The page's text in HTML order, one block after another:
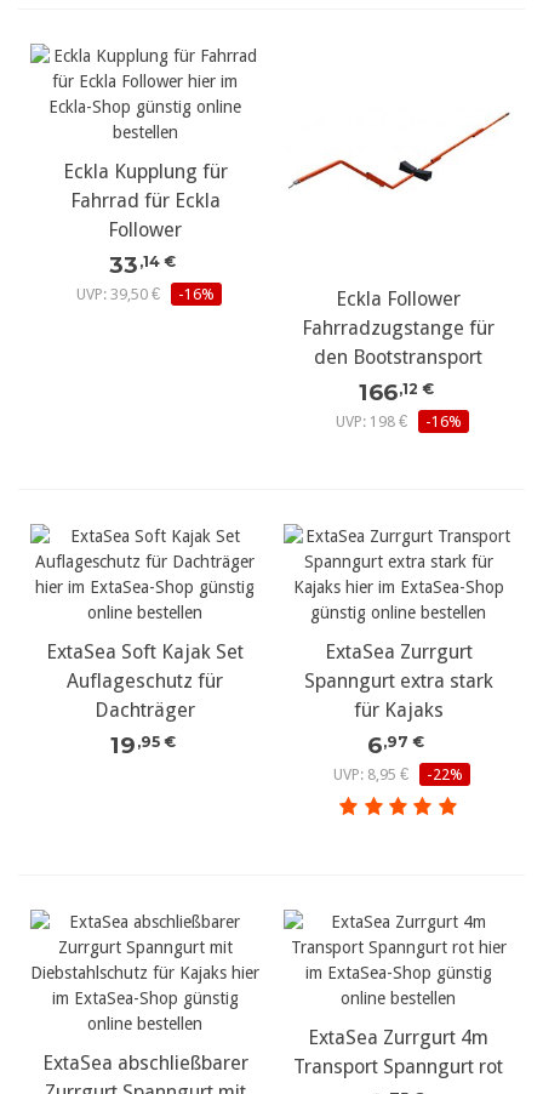
Eckla Kupplung für
Fahrrad für Eckla
Follower
33 ,14 €
UVP: 39,50 €
-16%
Eckla Follower
Fahrradzugstange für
den Bootstransport
166,12 €
UVP: 198 €
-16%
ExtaSea Soft Kajak Set
Auflageschutz für
Dachträger
19 ,95 €
ExtaSea Zurrgurt
Spanngurt extra stark
für Kajaks
6,97 €
UVP: 8,95 €
-22%
ExtaSea abschließbarer
ExtaSea Zurrgurt 4m
Transport Spanngurt rot